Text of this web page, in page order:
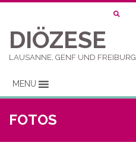
DIÖZESE
LAUSANNE, GENF UND FREIBURG
MENU
FOTOS